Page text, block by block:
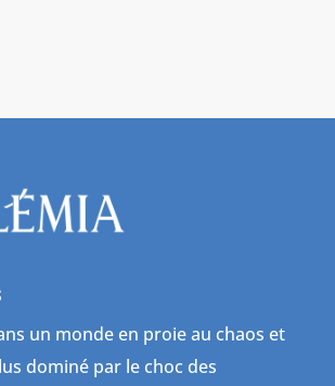
un monde en proie au chaos et
dominé par le choc des